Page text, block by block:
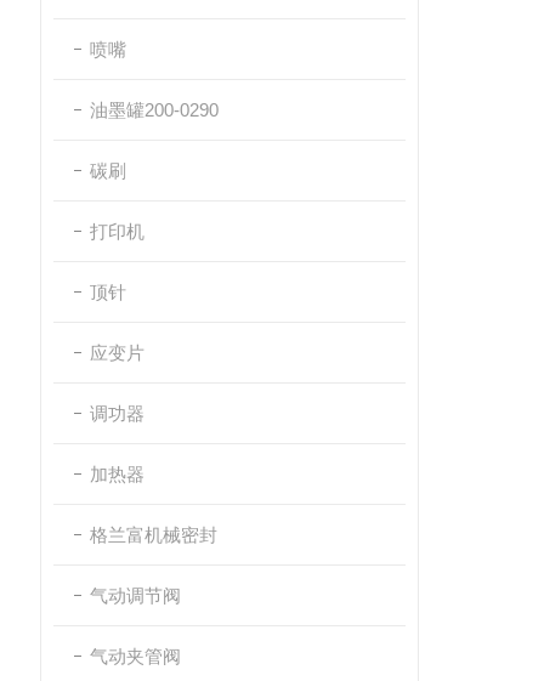
喷嘴
油墨罐200-0290
碳刷
打印机
顶针
应变片
调功器
加热器
格兰富机械密封
气动调节阀
气动夹管阀